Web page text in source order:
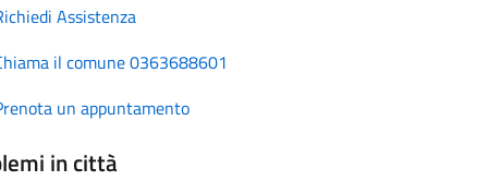
Assistenza
il comune 0363688601
un appuntamento
in città